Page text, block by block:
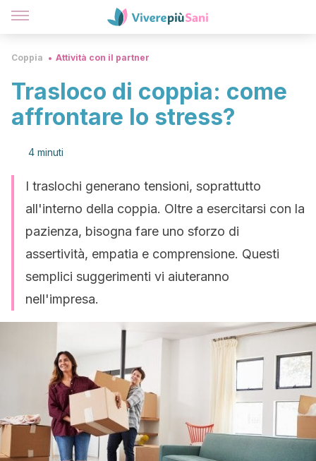
Coppia Attività con il partner
Trasloco di coppia: come
affrontare lo stress?
4 minuti
I traslochi generano tensioni, soprattutto
all'interno della coppia. Oltre a esercitarsi con la
pazienza, bisogna fare uno sforzo di
assertività, empatia e comprensione. Questi
semplici suggerimenti vi aiuteranno
nell'impresa.